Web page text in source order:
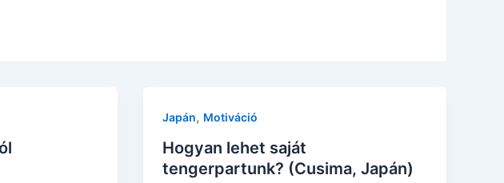
Japán, Motiváció
Hogyan lehet saját
tengerpartunk? (Cusima, Japán)